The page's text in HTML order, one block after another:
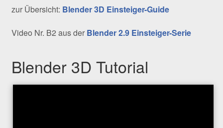
zur Übersicht: Blender 3D Einsteiger-Guide
Video Nr. B2 aus der Blender 2.9 Einsteiger-Serie
Blender 3D Tutorial